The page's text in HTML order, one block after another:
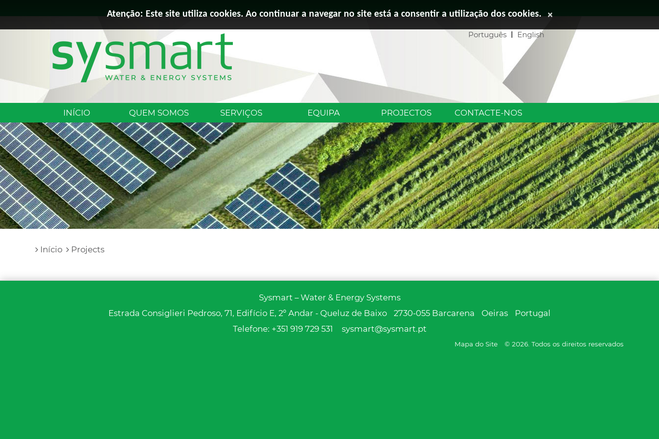
Português English
INÍCIO QUEM SOMOS SERVIÇOS EQUIPA PROJECTOS CONTACTE-NOS
Início Projects
Sysmart – Water & Energy Systems
Estrada Consiglieri Pedroso, 71, Edifício E, 2º Andar - Queluz de Baixo
2730-055 Barcarena Oeiras
Portugal
Telefone: +351 919 729 531 sysmart@sysmart.pt
Mapa do Site © 2026. Todos os direitos reservados
Atenção: Este site utiliza cookies. Ao continuar a navegar no site está a consentir a utilização dos cookies. ×